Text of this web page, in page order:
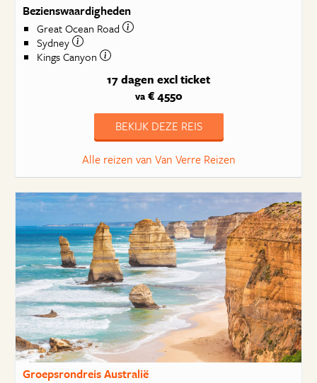
Bezienswaardigheden
Great Ocean Road
Sydney
Kings Canyon
17 dagen excl ticket
va€ 4550
BEKIJK DEZE REIS
Alle reizen van Van Verre Reizen
Groepsrondreis Australië